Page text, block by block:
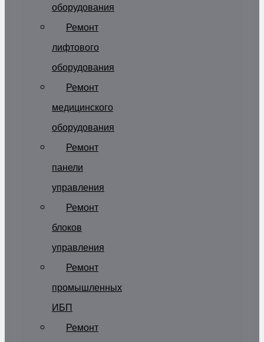
оборудования
Ремонт
лифтового
оборудования
Ремонт
медицинского
оборудования
Ремонт
панели
управления
Ремонт
блоков
управления
Ремонт
промышленных
ИБП
Ремонт